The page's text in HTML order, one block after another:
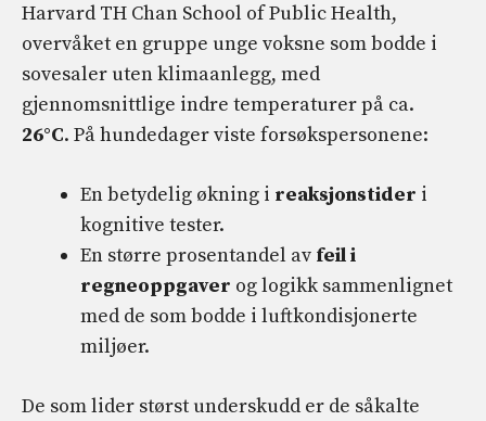
Harvard TH Chan School of Public Health,
overvåket en gruppe unge voksne som bodde i
sovesaler uten klimaanlegg, med
gjennomsnittlige indre temperaturer på ca.
26°C. På hundedager viste forsøkspersonene:
En betydelig økning i reaksjonstider i
kognitive tester.
En større prosentandel av feil i
regneoppgaver og logikk sammenlignet
med de som bodde i luftkondisjonerte
miljøer.
De som lider størst underskudd er de såkalte